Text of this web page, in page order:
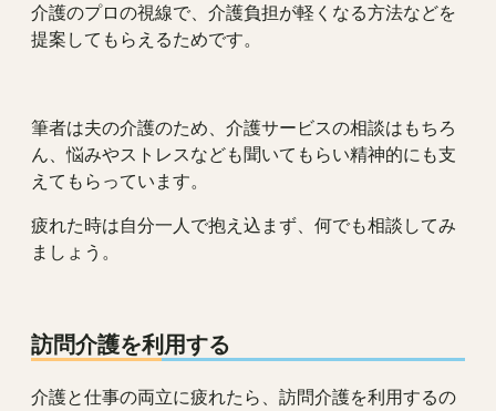
介護のプロの視線で、介護負担が軽くなる方法などを
提案してもらえるためです。
筆者は夫の介護のため、介護サービスの相談はもちろ
ん、悩みやストレスなども聞いてもらい精神的にも支
えてもらっています。
疲れた時は自分一人で抱え込まず、何でも相談してみ
ましょう。
訪問介護を利用する
介護と仕事の両立に疲れたら、訪問介護を利用するの